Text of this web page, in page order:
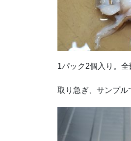
1パック2個入り。全
取り急ぎ、サンプル